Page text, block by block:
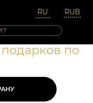
по